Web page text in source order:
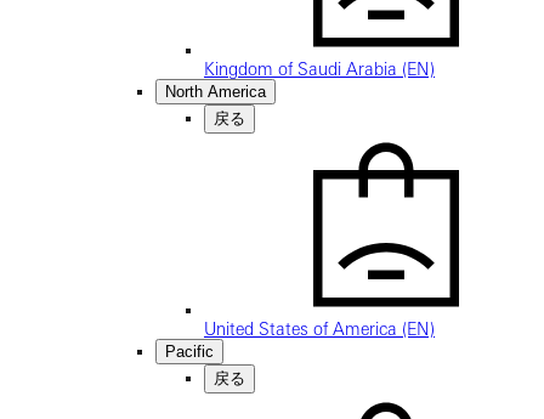
Kingdom of Saudi Arabia (EN)
North America
戻る
United States of America (EN)
Pacific
戻る